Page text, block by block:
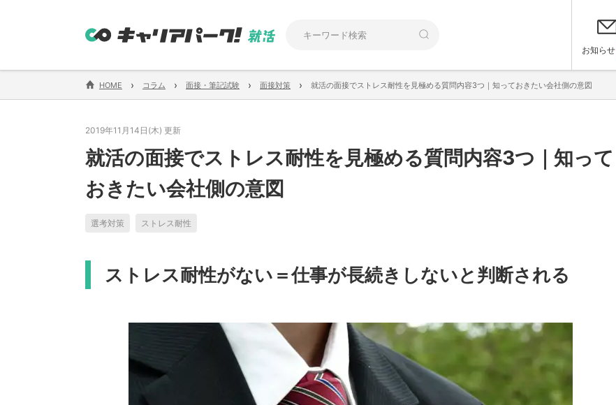
お知らせ
HOME › コラム › 面接・筆記試験 › 面接対策 › 就活の面接でストレス耐性を見極める質問内容3つ｜知っておきたい会社側の意図
2019年11月14日(木) 更新
就活の面接でストレス耐性を見極める質問内容3つ｜知って
おきたい会社側の意図
選考対策 ストレス耐性
ストレス耐性がない＝仕事が長続きしないと判断される